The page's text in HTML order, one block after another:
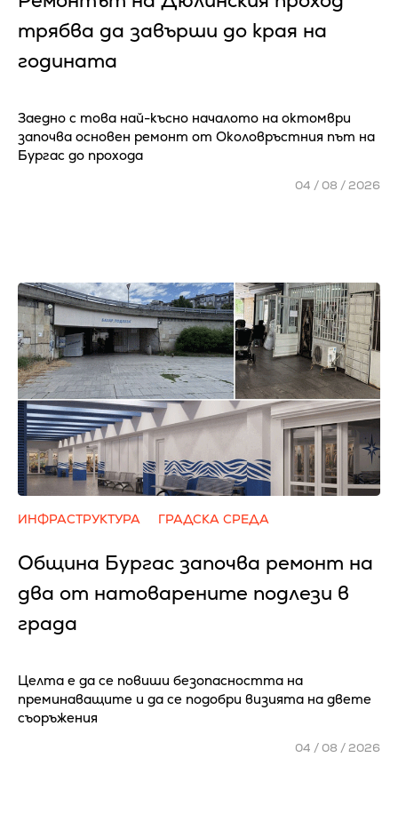
трябва да завърши до края на
годината
Заедно с това най-късно началото на октомври
започва основен ремонт от Околовръстния път на
Бургас до прохода
04 / 08 / 2026
ИНФРАСТРУКТУРА ГРАДСКА СРЕДА
Община Бургас започва ремонт на
два от натоварените подлези в
града
Целта е да се повиши безопасността на
преминаващите и да се подобри визията на двете
съоръжения
04 / 08 / 2026